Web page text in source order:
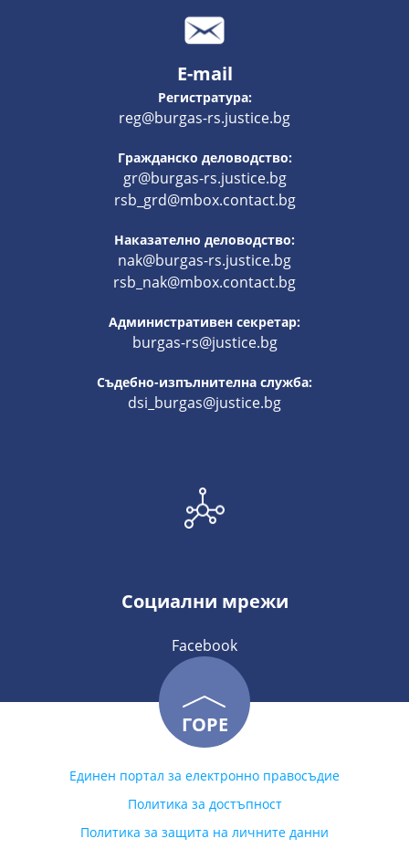
E-mail
Регистратура:
reg@burgas-rs.justice.bg
Гражданско деловодство:
gr@burgas-rs.justice.bg
rsb_grd@mbox.contact.bg
Наказателно деловодство:
nak@burgas-rs.justice.bg
rsb_nak@mbox.contact.bg
Административен секретар:
burgas-rs@justice.bg
Съдебно-изпълнителна служба:
dsi_burgas@justice.bg
Социални мрежи
Facebook
ГОРЕ
Единен портал за електронно правосъдие
Политика за достъпност
Политика за защита на личните данни